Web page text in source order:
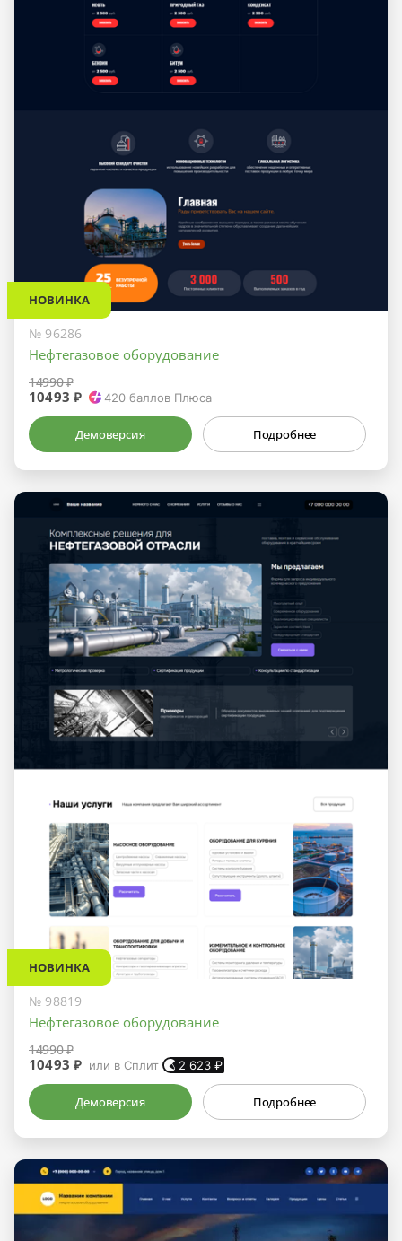
НОВИНКА
№ 96286
Нефтегазовое оборудование
14990 ₽
10493 ₽ 420 баллов Плюса
Демоверсия Подробнее
НОВИНКА
№ 98819
Нефтегазовое оборудование
14990 ₽
10493 ₽ или в Сплит 2 623 ₽
Демоверсия Подробнее